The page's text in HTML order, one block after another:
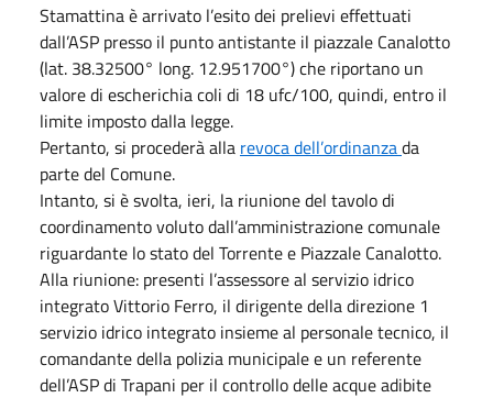
Stamattina è arrivato l’esito dei prelievi effettuati
dall’ASP presso il punto antistante il piazzale Canalotto
(lat. 38.32500° long. 12.951700°) che riportano un
valore di escherichia coli di 18 ufc/100, quindi, entro il
limite imposto dalla legge.
Pertanto, si procederà alla revoca dell’ordinanzada
parte del Comune.
Intanto, si è svolta, ieri, la riunione del tavolo di
coordinamento voluto dall’amministrazione comunale
riguardante lo stato del Torrente e Piazzale Canalotto.
Alla riunione: presenti l’assessore al servizio idrico
integrato Vittorio Ferro, il dirigente della direzione 1
servizio idrico integrato insieme al personale tecnico, il
comandante della polizia municipale e un referente
dell’ASP di Trapani per il controllo delle acque adibite